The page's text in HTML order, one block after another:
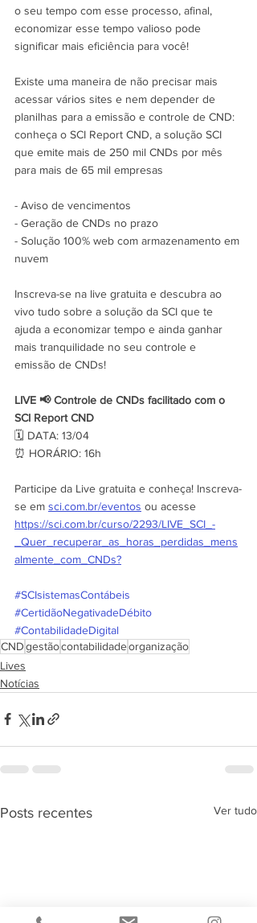
o seu tempo com esse processo, afinal,
economizar esse tempo valioso pode
significar mais eficiência para você!
Existe uma maneira de não precisar mais
acessar vários sites e nem depender de
planilhas para a emissão e controle de CND:
conheça o SCI Report CND, a solução SCI
que emite mais de 250 mil CNDs por mês
para mais de 65 mil empresas
- Aviso de vencimentos
- Geração de CNDs no prazo
- Solução 100% web com armazenamento em
nuvem
Inscreva-se na live gratuita e descubra ao
vivo tudo sobre a solução da SCI que te
ajuda a economizar tempo e ainda ganhar
mais tranquilidade no seu controle e
emissão de CNDs!
LIVE 📢 Controle de CNDs facilitado com o
SCI Report CND
🗓️ DATA: 13/04
⏰ HORÁRIO: 16h
Participe da Live gratuita e conheça! Inscreva-
se em sci.com.br/eventos ou acesse
https://sci.com.br/curso/2293/LIVE_SCI_-
_Quer_recuperar_as_horas_perdidas_mens
almente_com_CNDs?
#SCIsistemasContábeis
#CertidãoNegativadeDébito
#ContabilidadeDigital
CNDgestãocontabilidadeorganização
Lives
Notícias
Posts recentes Ver tudo